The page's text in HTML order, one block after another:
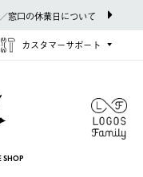
窓口の休業日について
カスタマーサポート
SHOP